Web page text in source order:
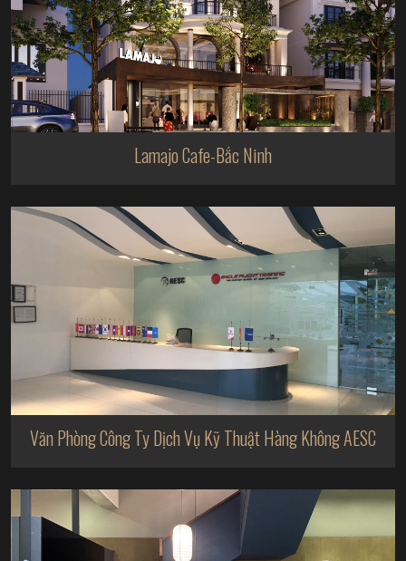
Lamajo Cafe-Bắc Ninh
Văn Phòng Công Ty Dịch Vụ Kỹ Thuật Hàng Không AESC